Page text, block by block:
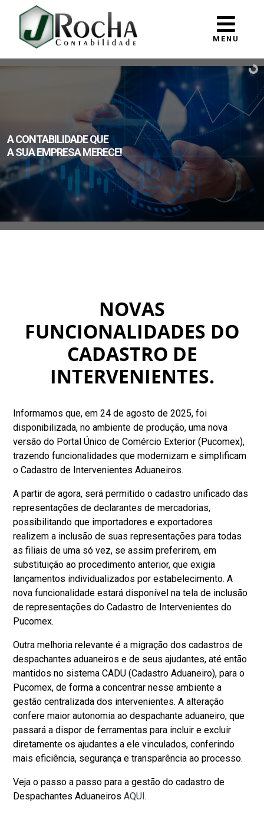
MENU
A CONTABILIDADE QUE
A SUA EMPRESA MERECE!
NOVAS
FUNCIONALIDADES DO
CADASTRO DE
INTERVENIENTES.
Informamos que, em 24 de agosto de 2025, foi
disponibilizada, no ambiente de produção, uma nova
versão do Portal Único de Comércio Exterior (Pucomex),
trazendo funcionalidades que modernizam e simplificam
o Cadastro de Intervenientes Aduaneiros.
A partir de agora, será permitido o cadastro unificado das
representações de declarantes de mercadorias,
possibilitando que importadores e exportadores
realizem a inclusão de suas representações para todas
as filiais de uma só vez, se assim preferirem, em
substituição ao procedimento anterior, que exigia
lançamentos individualizados por estabelecimento. A
nova funcionalidade estará disponível na tela de inclusão
de representações do Cadastro de Intervenientes do
Pucomex.
Outra melhoria relevante é a migração dos cadastros de
despachantes aduaneiros e de seus ajudantes, até então
mantidos no sistema CADU (Cadastro Aduaneiro), para o
Pucomex, de forma a concentrar nesse ambiente a
gestão centralizada dos intervenientes. A alteração
confere maior autonomia ao despachante aduaneiro, que
passará a dispor de ferramentas para incluir e excluir
diretamente os ajudantes a ele vinculados, conferindo
mais eficiência, segurança e transparência ao processo.
Veja o passo a passo para a gestão do cadastro de
Despachantes AduaneirosAQUI.